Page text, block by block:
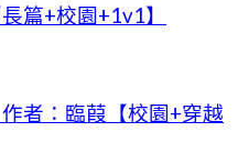
篇+校園+1v1】
者：臨葭【校園+穿越